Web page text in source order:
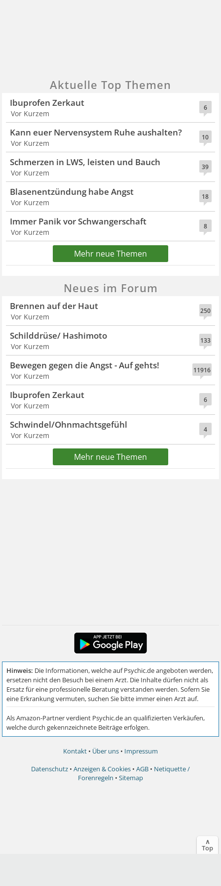
Aktuelle Top Themen
6
Ibuprofen Zerkaut
Vor Kurzem
10
Kann euer Nervensystem Ruhe aushalten?
Vor Kurzem
39
Schmerzen in LWS, leisten und Bauch
Vor Kurzem
18
Blasenentzündung habe Angst
Vor Kurzem
8
Immer Panik vor Schwangerschaft
Vor Kurzem
Mehr neue Themen
Neues im Forum
250
Brennen auf der Haut
Vor Kurzem
133
Schilddrüse/ Hashimoto
Vor Kurzem
11916
Bewegen gegen die Angst - Auf gehts!
Vor Kurzem
6
Ibuprofen Zerkaut
Vor Kurzem
4
Schwindel/Ohnmachtsgefühl
Vor Kurzem
Mehr neue Themen
Kontakt • Über uns • Impressum
Datenschutz • Anzeigen & Cookies • AGB • Netiquette /
Forenregeln • Sitemap
∧
Top